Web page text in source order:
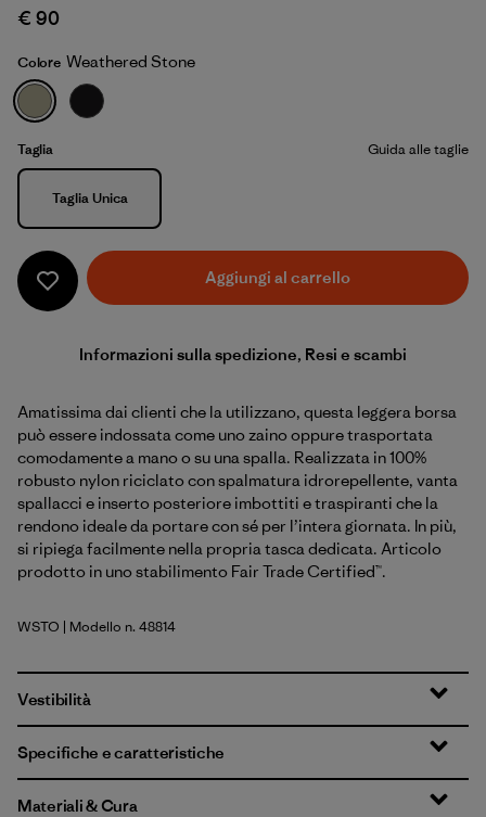
Weathered Stone
€ 90
Colore Weathered Stone
Taglia Guida alle taglie
Taglia
Taglia Unica
Aggiungi al carrello
Informazioni sulla spedizione, Resi e scambi
Amatissima dai clienti che la utilizzano, questa leggera borsa
può essere indossata come uno zaino oppure trasportata
comodamente a mano o su una spalla. Realizzata in 100%
robusto nylon riciclato con spalmatura idrorepellente, vanta
spallacci e inserto posteriore imbottiti e traspiranti che la
rendono ideale da portare con sé per l’intera giornata. In più,
si ripiega facilmente nella propria tasca dedicata. Articolo
prodotto in uno stabilimento Fair Trade Certified™.
Weathered Stone
WSTO | Modello n. 48814
Vestibilità
Specifiche e caratteristiche
Materiali & Cura